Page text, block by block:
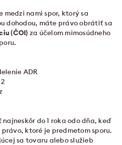
nami spor, ktorý sa
dohodou, máte právo obrátiť sa
(ČOI) za účelom mimosúdneho
ADR
do 1 roka odo dňa, keď
ktoré je predmetom sporu.
sa tovaru alebo služieb